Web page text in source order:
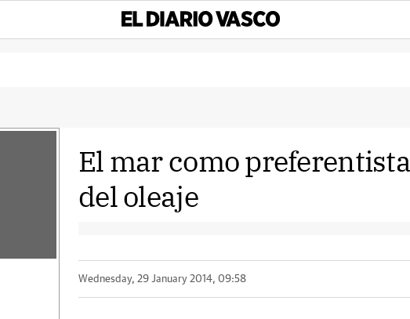
El mar como
del oleaje
Wednesday, 29 January 2014, 09:58